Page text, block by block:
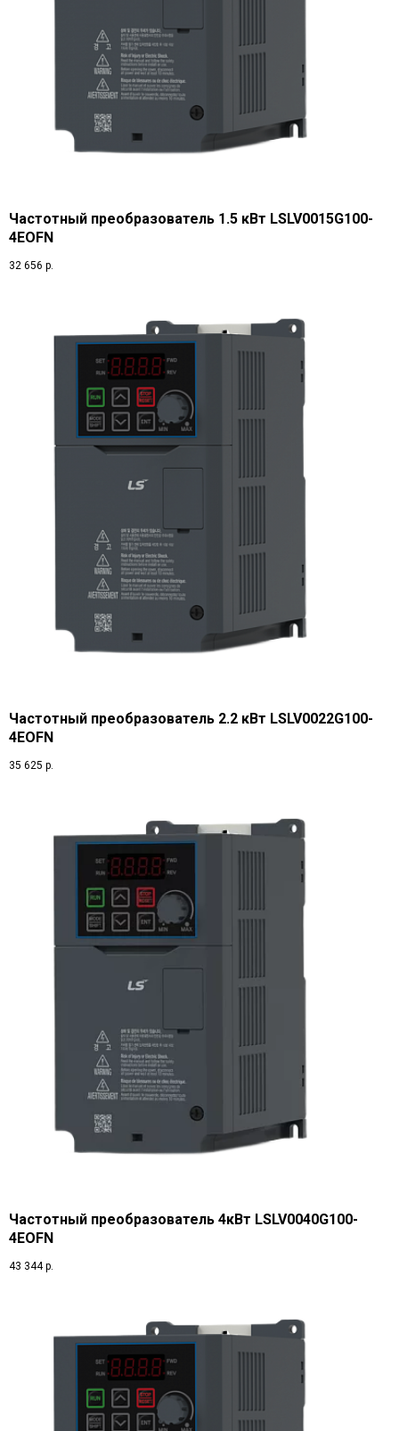
Частотный преобразователь 1.5 кВт LSLV0015G100-
4EOFN
32 656 р.
Частотный преобразователь 2.2 кВт LSLV0022G100-
4EOFN
35 625 р.
Частотный преобразователь 4кВт LSLV0040G100-
4EOFN
43 344 р.